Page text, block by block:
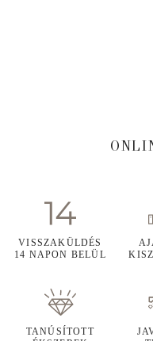
VISSZAKÜLDÉS
14 NAPON BELÜL
TANÚSÍTOTT